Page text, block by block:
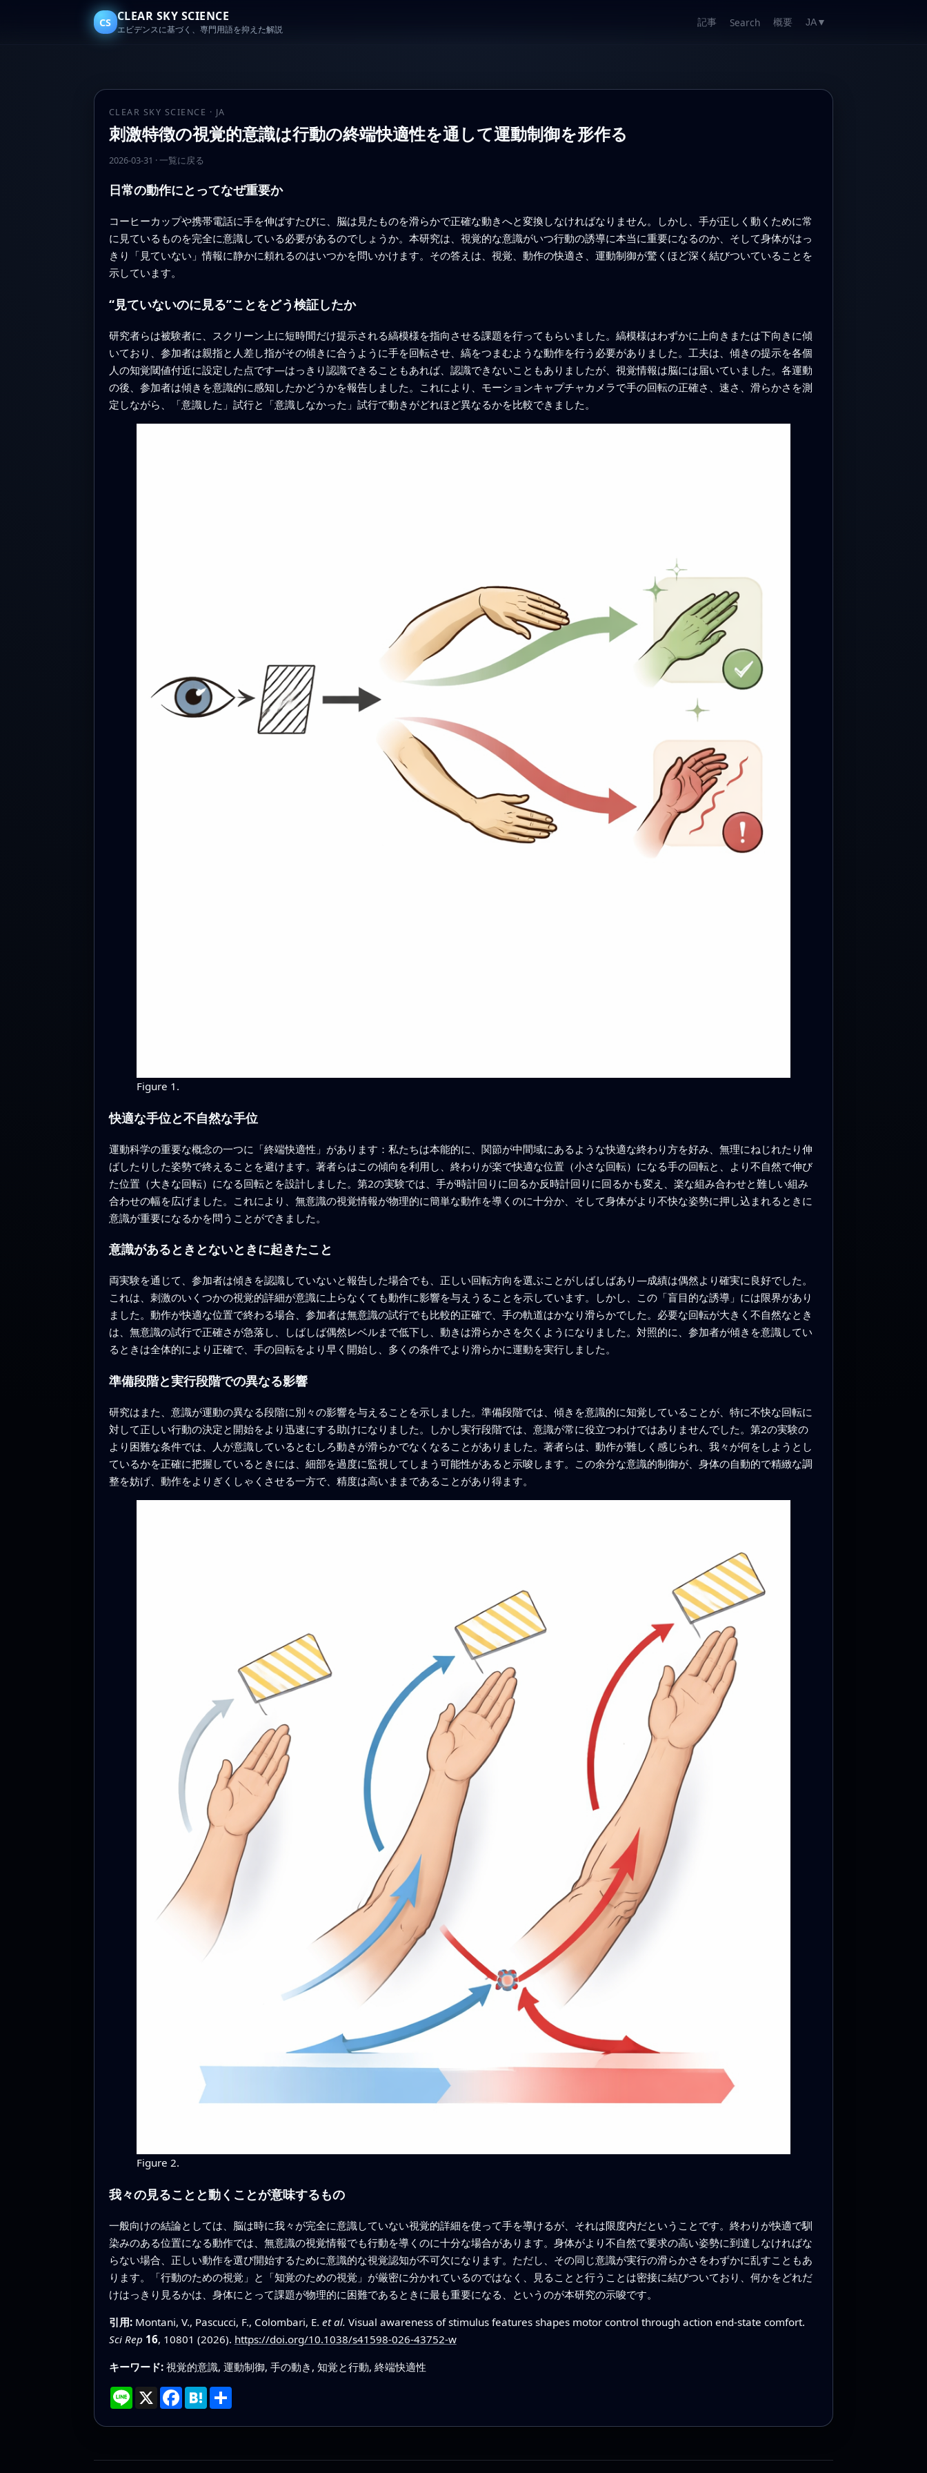
CS CLEAR SKY SCIENCE
エビデンスに基づく、専門用語を抑えた解説
記事 Search 概要 JA ▼
CLEAR SKY SCIENCE · JA
刺激特徴の視覚的意識は行動の終端快適性を通して運動制御を形作る
2026-03-31 · 一覧に戻る
日常の動作にとってなぜ重要か
コーヒーカップや携帯電話に手を伸ばすたびに、脳は見たものを滑らかで正確な動きへと変換しなければなりません。しかし、手が正しく動くために常
に見ているものを完全に意識している必要があるのでしょうか。本研究は、視覚的な意識がいつ行動の誘導に本当に重要になるのか、そして身体がはっ
きり「見ていない」情報に静かに頼れるのはいつかを問いかけます。その答えは、視覚、動作の快適さ、運動制御が驚くほど深く結びついていることを
示しています。
“見ていないのに見る”ことをどう検証したか
研究者らは被験者に、スクリーン上に短時間だけ提示される縞模様を指向させる課題を行ってもらいました。縞模様はわずかに上向きまたは下向きに傾
いており、参加者は親指と人差し指がその傾きに合うように手を回転させ、縞をつまむような動作を行う必要がありました。工夫は、傾きの提示を各個
人の知覚閾値付近に設定した点です—はっきり認識できることもあれば、認識できないこともありましたが、視覚情報は脳には届いていました。各運動
の後、参加者は傾きを意識的に感知したかどうかを報告しました。これにより、モーションキャプチャカメラで手の回転の正確さ、速さ、滑らかさを測
定しながら、「意識した」試行と「意識しなかった」試行で動きがどれほど異なるかを比較できました。
Figure 1.
快適な手位と不自然な手位
運動科学の重要な概念の一つに「終端快適性」があります：私たちは本能的に、関節が中間域にあるような快適な終わり方を好み、無理にねじれたり伸
ばしたりした姿勢で終えることを避けます。著者らはこの傾向を利用し、終わりが楽で快適な位置（小さな回転）になる手の回転と、より不自然で伸び
た位置（大きな回転）になる回転とを設計しました。第2の実験では、手が時計回りに回るか反時計回りに回るかも変え、楽な組み合わせと難しい組み
合わせの幅を広げました。これにより、無意識の視覚情報が物理的に簡単な動作を導くのに十分か、そして身体がより不快な姿勢に押し込まれるときに
意識が重要になるかを問うことができました。
意識があるときとないときに起きたこと
両実験を通じて、参加者は傾きを認識していないと報告した場合でも、正しい回転方向を選ぶことがしばしばあり—成績は偶然より確実に良好でした。
これは、刺激のいくつかの視覚的詳細が意識に上らなくても動作に影響を与えうることを示しています。しかし、この「盲目的な誘導」には限界があり
ました。動作が快適な位置で終わる場合、参加者は無意識の試行でも比較的正確で、手の軌道はかなり滑らかでした。必要な回転が大きく不自然なとき
は、無意識の試行で正確さが急落し、しばしば偶然レベルまで低下し、動きは滑らかさを欠くようになりました。対照的に、参加者が傾きを意識してい
るときは全体的により正確で、手の回転をより早く開始し、多くの条件でより滑らかに運動を実行しました。
準備段階と実行段階での異なる影響
研究はまた、意識が運動の異なる段階に別々の影響を与えることを示しました。準備段階では、傾きを意識的に知覚していることが、特に不快な回転に
対して正しい行動の決定と開始をより迅速にする助けになりました。しかし実行段階では、意識が常に役立つわけではありませんでした。第2の実験の
より困難な条件では、人が意識しているとむしろ動きが滑らかでなくなることがありました。著者らは、動作が難しく感じられ、我々が何をしようとし
ているかを正確に把握しているときには、細部を過度に監視してしまう可能性があると示唆します。この余分な意識的制御が、身体の自動的で精緻な調
整を妨げ、動作をよりぎくしゃくさせる一方で、精度は高いままであることがあり得ます。
Figure 2.
我々の見ることと動くことが意味するもの
一般向けの結論としては、脳は時に我々が完全に意識していない視覚的詳細を使って手を導けるが、それは限度内だということです。終わりが快適で馴
染みのある位置になる動作では、無意識の視覚情報でも行動を導くのに十分な場合があります。身体がより不自然で要求の高い姿勢に到達しなければな
らない場合、正しい動作を選び開始するために意識的な視覚認知が不可欠になります。ただし、その同じ意識が実行の滑らかさをわずかに乱すこともあ
ります。「行動のための視覚」と「知覚のための視覚」が厳密に分かれているのではなく、見ることと行うことは密接に結びついており、何かをどれだ
けはっきり見るかは、身体にとって課題が物理的に困難であるときに最も重要になる、というのが本研究の示唆です。
引用: Montani, V., Pascucci, F., Colombari, E. et al. Visual awareness of stimulus features shapes motor control through action end-state comfort.
Sci Rep 16, 10801 (2026). https://doi.org/10.1038/s41598-026-43752-w
キーワード: 視覚的意識, 運動制御, 手の動き, 知覚と行動, 終端快適性
Line X Facebook
Hatena
共
有